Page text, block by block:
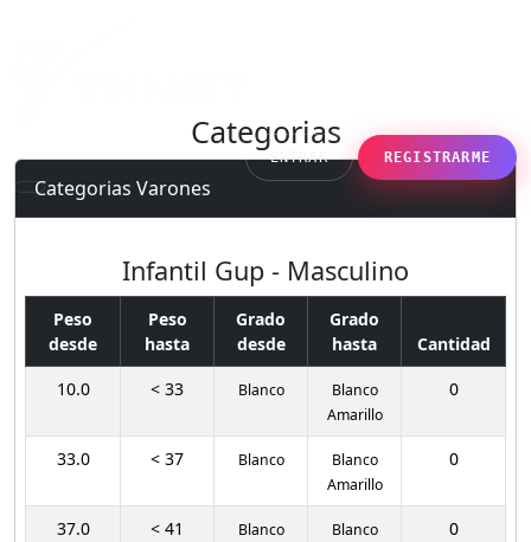
ENTRAR REGISTRARME
Categorias
Categorias Varones
Infantil Gup - Masculino
Peso
desde
Peso
hasta
Grado
desde
Grado
hasta
Cantidad
10.0
< 33 Blanco
Blanco
Amarillo
0
33.0 < 37 Blanco
Blanco
Amarillo
0
37.0 < 41 Blanco
Blanco
0